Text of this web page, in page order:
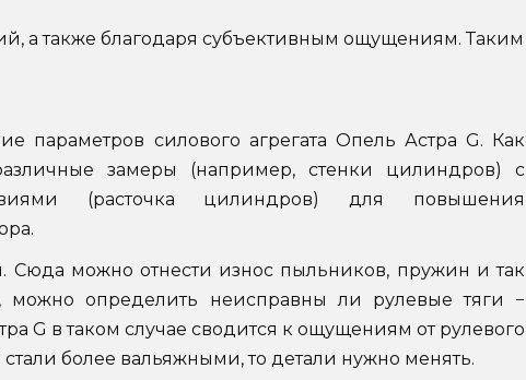
а также благодаря субъективным ощущениям. Таким
параметров силового агрегата Опель Астра G. Как
замеры (например, стенки цилиндров) с
(расточка цилиндров) для повышения
Сюда можно отнести износ пыльников, пружин и так
можно определить неисправны ли рулевые тяги −
G в таком случае сводится к ощущениям от рулевого
более вальяжными, то детали нужно менять.